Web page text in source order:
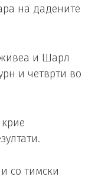
на дадените
и Шарл
и четврти во
со тимски